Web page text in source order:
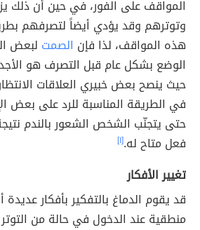
المواقف على الفور، في حين أن ذلك
وتوترهم وقد يؤدي أيضاً لتصرفهم
هذه المواقف، لذا فإن الصمت لبعض
الوضع بشكل عام قبل التصرف هو
حيث ينصح بعض خبيري العلاقات
في الطريقة المناسبة للرد على بعض
حتى يتجنّب الشخص الشعور بالندم
فعل متاح له.[١]
تغيير الأفكار
قد يقوم الدماغ بالتفكير بأفكار
منطقية عند الدخول في حالة من التوتر